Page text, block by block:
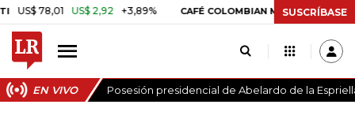
78,01 US$ 2,92 +3,89% CAFÉ COLOMBIAN MILDS US$ 3,80
SUSCRÍBASE
EN VIVO Posesión presidencial de Abelardo de la